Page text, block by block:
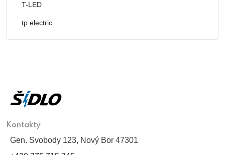
T-LED
tp electric
Kontakty
Gen. Svobody 123, Nový Bor 47301